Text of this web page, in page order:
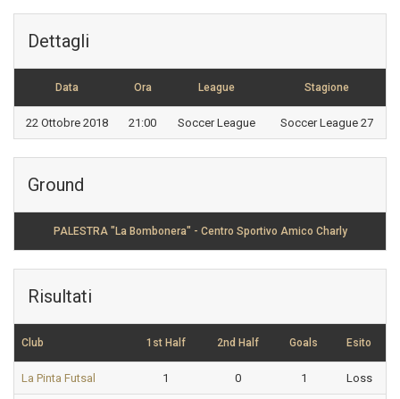
Dettagli
Data Ora League Stagione
22 Ottobre 2018 21:00 Soccer League Soccer League 27
Ground
PALESTRA "La Bombonera" - Centro Sportivo Amico Charly
Risultati
Club 1st Half 2nd Half Goals Esito
La Pinta Futsal 1 0 1 Loss